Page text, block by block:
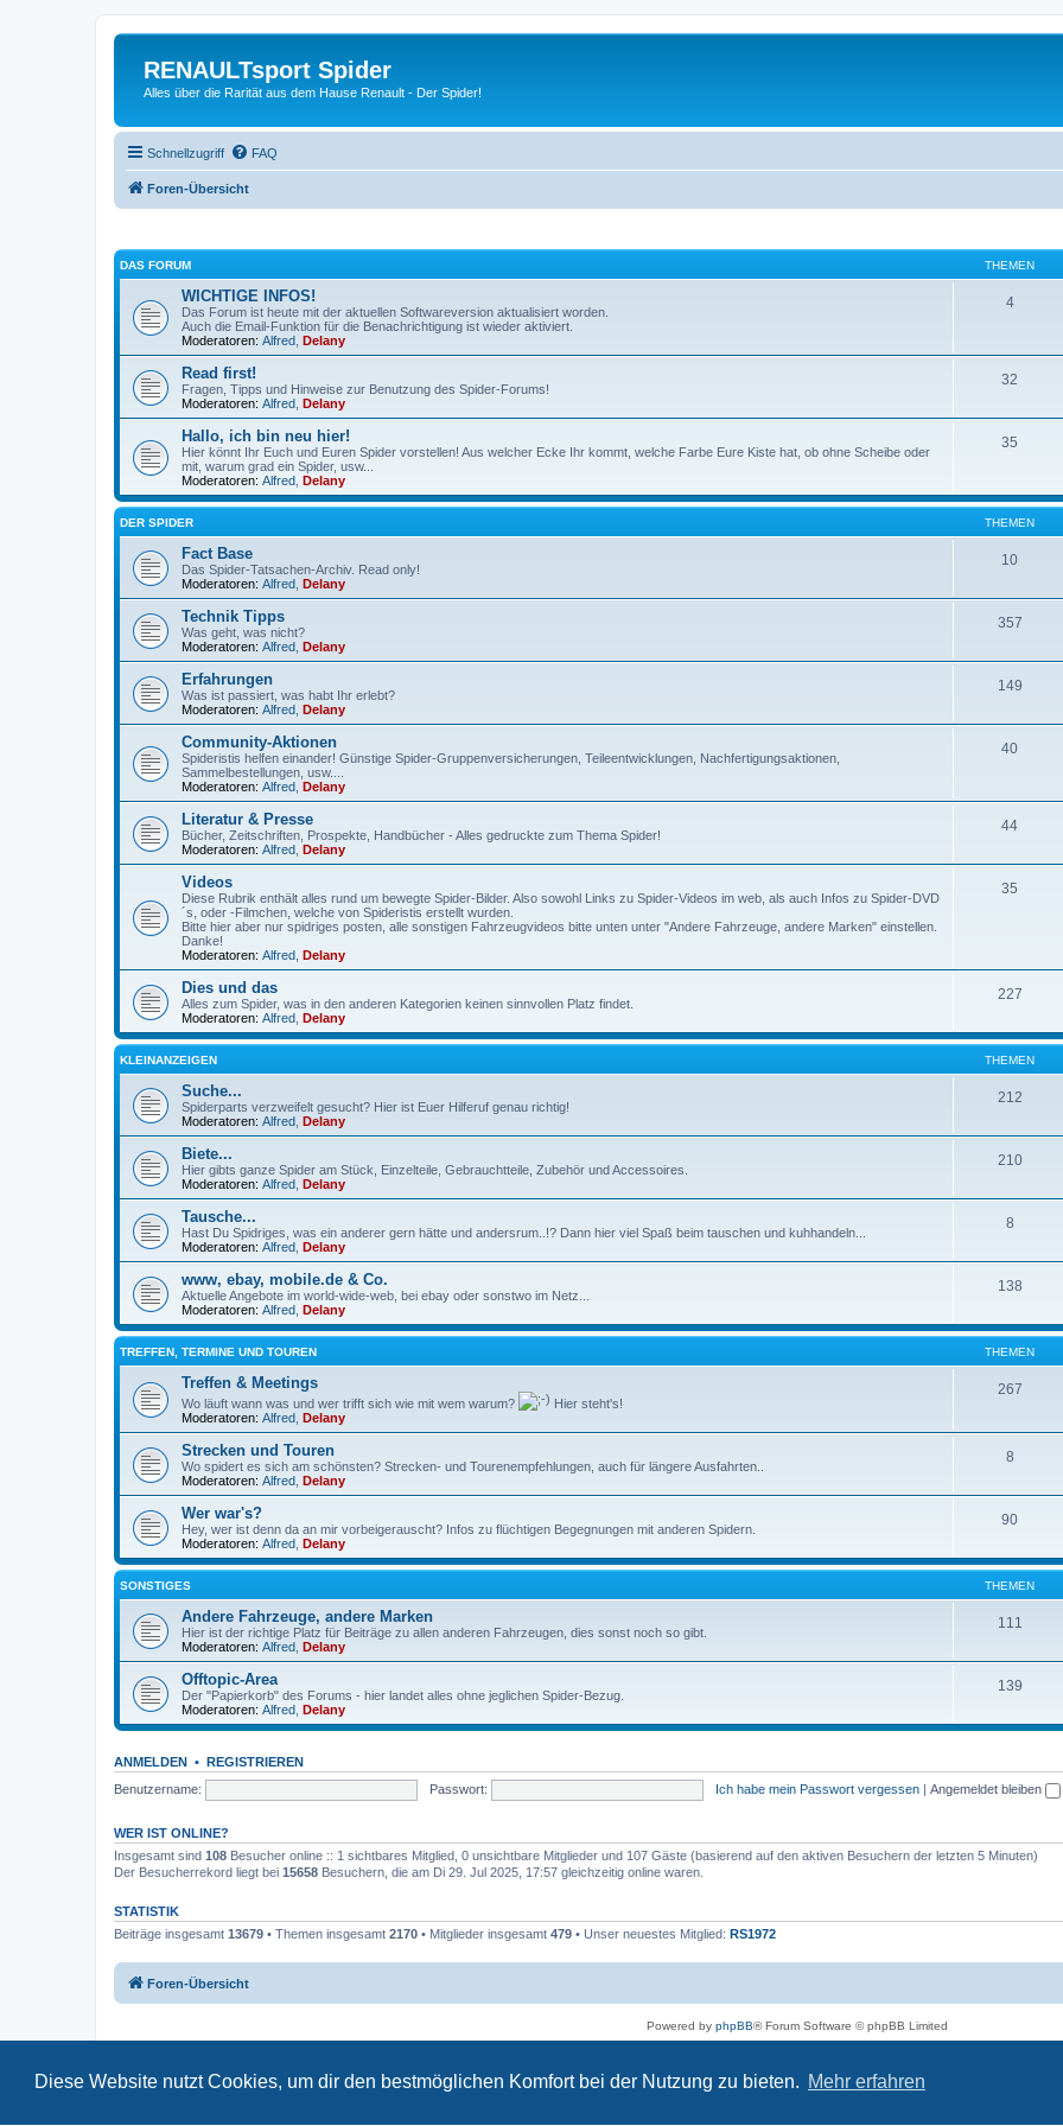
Diese Website nutzt Cookies, um dir den bestmöglichen Komfort bei der Nutzung zu bieten. Mehr erfahren
RENAULTsport Spider
Alles über die Rarität aus dem Hause Renault - Der Spider!
Schnellzugriff FAQ
Foren-Übersicht
DAS FORUM THEMEN
WICHTIGE INFOS!
Das Forum ist heute mit der aktuellen Softwareversion aktualisiert worden.
Auch die Email-Funktion für die Benachrichtigung ist wieder aktiviert.
Moderatoren: Alfred Delany
4
Read first!
Fragen, Tipps und Hinweise zur Benutzung des Spider-Forums!
Moderatoren: Alfred Delany
32
Hallo, ich bin neu hier!
Hier könnt Ihr Euch und Euren Spider vorstellen! Aus welcher Ecke Ihr kommt, welche Farbe Eure Kiste hat, ob ohne Scheibe oder
mit, warum grad ein Spider, usw...
Moderatoren: Alfred Delany
35
DER SPIDER THEMEN
Fact Base
Das Spider-Tatsachen-Archiv. Read only!
Moderatoren: Alfred Delany
10
Technik Tipps
Was geht, was nicht?
Moderatoren: Alfred Delany
357
Erfahrungen
Was ist passiert, was habt Ihr erlebt?
Moderatoren: Alfred Delany
149
Community-Aktionen
Spideristis helfen einander! Günstige Spider-Gruppenversicherungen, Teileentwicklungen, Nachfertigungsaktionen,
Sammelbestellungen, usw....
Moderatoren: Alfred Delany
40
Literatur & Presse
Bücher, Zeitschriften, Prospekte, Handbücher - Alles gedruckte zum Thema Spider!
Moderatoren: Alfred Delany
44
Videos
Diese Rubrik enthält alles rund um bewegte Spider-Bilder. Also sowohl Links zu Spider-Videos im web, als auch Infos zu Spider-DVD
´s, oder -Filmchen, welche von Spideristis erstellt wurden.
Bitte hier aber nur spidriges posten, alle sonstigen Fahrzeugvideos bitte unten unter "Andere Fahrzeuge, andere Marken" einstellen.
Danke!
Moderatoren: Alfred Delany
35
Dies und das
Alles zum Spider, was in den anderen Kategorien keinen sinnvollen Platz findet.
Moderatoren: Alfred Delany
227
KLEINANZEIGEN THEMEN
Suche...
Spiderparts verzweifelt gesucht? Hier ist Euer Hilferuf genau richtig!
Moderatoren: Alfred Delany
212
Biete...
Hier gibts ganze Spider am Stück, Einzelteile, Gebrauchtteile, Zubehör und Accessoires.
Moderatoren: Alfred Delany
210
Tausche...
Hast Du Spidriges, was ein anderer gern hätte und andersrum..!? Dann hier viel Spaß beim tauschen und kuhhandeln...
Moderatoren: Alfred Delany
8
www, ebay, mobile.de & Co.
Aktuelle Angebote im world-wide-web, bei ebay oder sonstwo im Netz...
Moderatoren: Alfred Delany
138
TREFFEN, TERMINE UND TOUREN THEMEN
Treffen & Meetings
Wo läuft wann was und wer trifft sich wie mit wem warum?
Hier steht's!
Moderatoren: Alfred Delany
267
Strecken und Touren
Wo spidert es sich am schönsten? Strecken- und Tourenempfehlungen, auch für längere Ausfahrten..
Moderatoren: Alfred Delany
8
Wer war's?
Hey, wer ist denn da an mir vorbeigerauscht? Infos zu flüchtigen Begegnungen mit anderen Spidern.
Moderatoren: Alfred Delany
90
SONSTIGES THEMEN
Andere Fahrzeuge, andere Marken
Hier ist der richtige Platz für Beiträge zu allen anderen Fahrzeugen, dies sonst noch so gibt.
Moderatoren: Alfred Delany
111
Offtopic-Area
Der "Papierkorb" des Forums - hier landet alles ohne jeglichen Spider-Bezug.
Moderatoren: Alfred Delany
139
ANMELDEN • REGISTRIEREN
Benutzername:
Passwort: Ich habe mein Passwort vergessen | Angemeldet bleiben
WER IST ONLINE?
Insgesamt sind 108 Besucher online :: 1 sichtbares Mitglied, 0 unsichtbare Mitglieder und 107 Gäste (basierend auf den aktiven Besuchern der letzten 5 Minuten)
Der Besucherrekord liegt bei 15658 Besuchern, die am Di 29. Jul 2025, 17:57 gleichzeitig online waren.
STATISTIK
Beiträge insgesamt 13679 • Themen insgesamt 2170 • Mitglieder insgesamt 479 • Unser neuestes Mitglied: RS1972
Foren-Übersicht
Powered by phpBB® Forum Software © phpBB Limited